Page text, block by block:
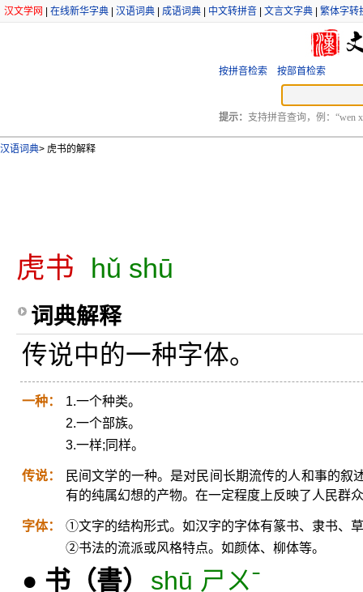
汉文学网 在线新华字典 汉语词典 成语词典 中文转拼音 文言文字典 繁体字转
按拼音检索 按部首检索
提示： 支持拼音查询，例：“wen
汉语词典> 虎书的解释
虎书 hǔ shū
词典解释
传说中的一种字体。
一种：
1.一个种类。
2.一个部族。
3.一样;同样。
传说：
民间文学的一种。是对民间长期流传的人和事的
有的纯属幻想的产物。在一定程度上反映了人民群
字体：
①文字的结构形式。如汉字的字体有篆书、隶书、
②书法的流派或风格特点。如颜体、柳体等。
● 书 （書）
shū ㄕㄨˉ